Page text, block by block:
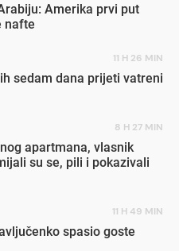
Amerika prvi put
nafte
11 H 26 MIN
sedam dana prijeti vatreni
8 H 27 MIN
apartmana, vlasnik
su se, pili i pokazivali
11 H 49 MIN
spasio goste